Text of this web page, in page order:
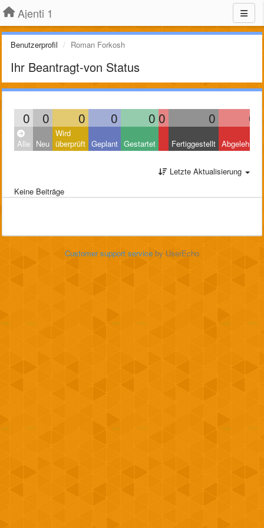
Ajenti 1
Benutzerprofil Roman Forkosh
Ihr Beantragt-von Status
0 0 0 0 0 0 0 0
Alle Neu
Wird
überprüft Geplant Gestartet Fertiggestellt Abgelehnt
Letzte Aktualisierung
Keine Beiträge
Customer support service by UserEcho